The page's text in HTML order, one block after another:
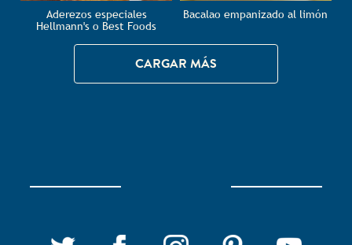
Aderezos especiales
Hellmann's o Best Foods
Bacalao empanizado al limón
CARGAR MÁS